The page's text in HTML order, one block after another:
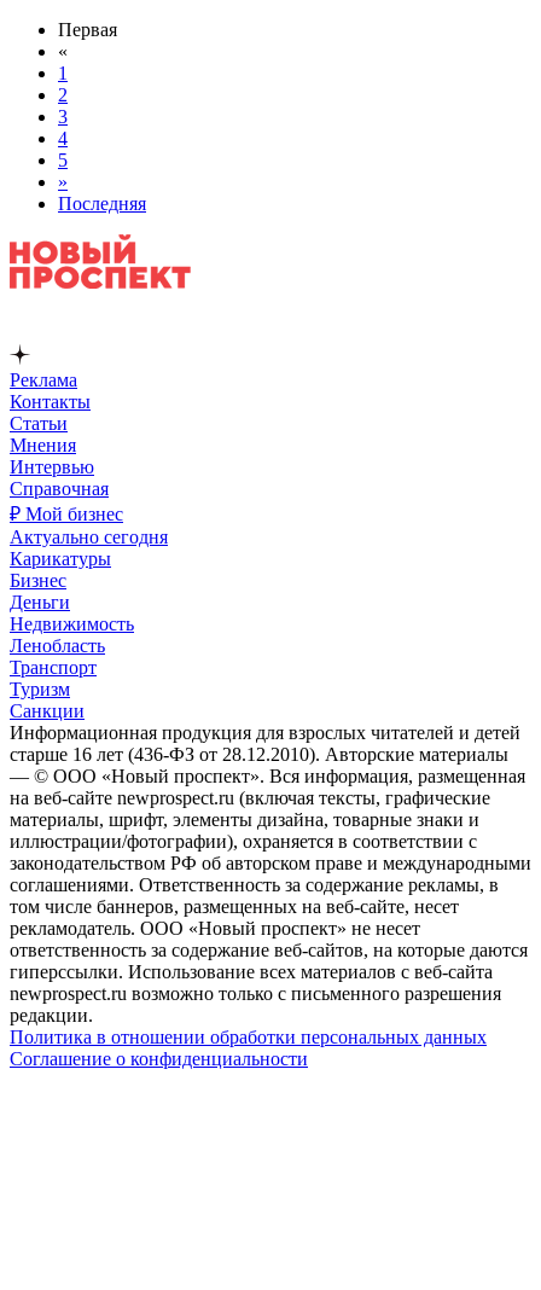
Первая
«
1
2
3
4
5
»
Последняя
Реклама
Контакты
Статьи
Мнения
Интервью
Справочная
₽ Мой бизнес
Актуально сегодня
Карикатуры
Бизнес
Деньги
Недвижимость
Ленобласть
Транспорт
Туризм
Санкции
Информационная продукция для взрослых читателей и детей
старше 16 лет (436-ФЗ от 28.12.2010). Авторские материалы
— © ООО «Новый проспект». Вся информация, размещенная
на веб-сайте newprospect.ru (включая тексты, графические
материалы, шрифт, элементы дизайна, товарные знаки и
иллюстрации/фотографии), охраняется в соответствии с
законодательством РФ об авторском праве и международными
соглашениями. Ответственность за содержание рекламы, в
том числе баннеров, размещенных на веб-сайте, несет
рекламодатель. ООО «Новый проспект» не несет
ответственность за содержание веб-сайтов, на которые даются
гиперссылки. Использование всех материалов с веб-сайта
newprospect.ru возможно только с письменного разрешения
редакции.
Политика в отношении обработки персональных данных
Соглашение о конфиденциальности